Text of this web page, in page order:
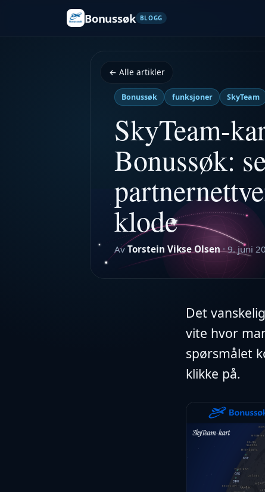
Bonussøk BLOGG
← Alle artikler
Bonussøk funksjoner SkyTeam
SkyTeam-
Bonussøk:
klode
Av Torstein Vikse Olsen ·9. juni
Det
vite hvor
spørsmålet
klikke på.